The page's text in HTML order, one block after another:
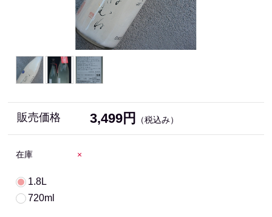
販売価格 3,499円 （税込み）
在庫 ×
1.8L
720ml